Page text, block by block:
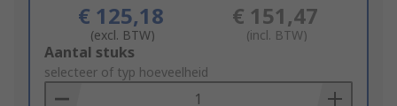
€ 125,18
(excl. BTW)
€ 151,47
(incl. BTW)
Add
to
Basket
Aantal stuks
selecteer of typ hoeveelheid